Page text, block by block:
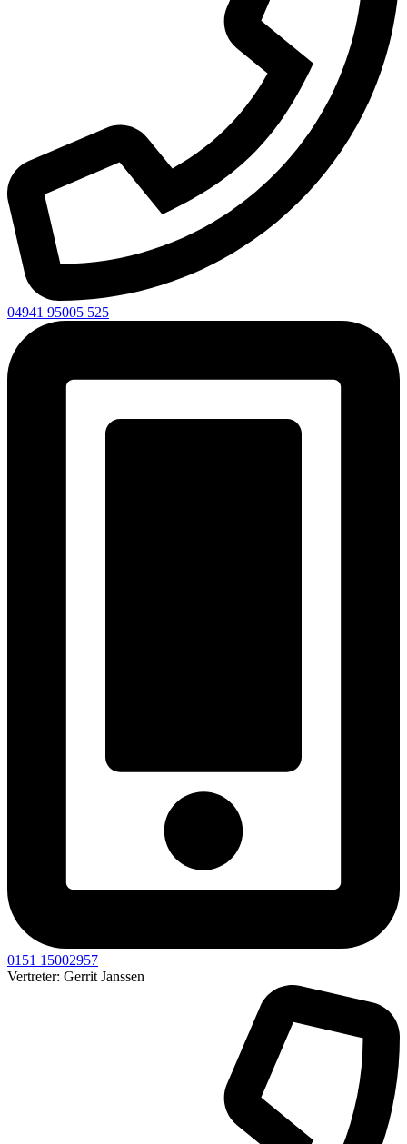
04941 95005 525
0151 15002957
Vertreter: Gerrit Janssen